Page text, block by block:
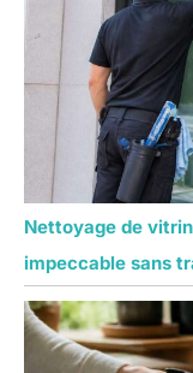
Nettoyage de
impeccable sans